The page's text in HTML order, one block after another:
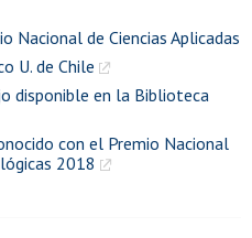
Nacional de Ciencias Aplicadas
U. de Chile
disponible en la Biblioteca
con el Premio Nacional
2018